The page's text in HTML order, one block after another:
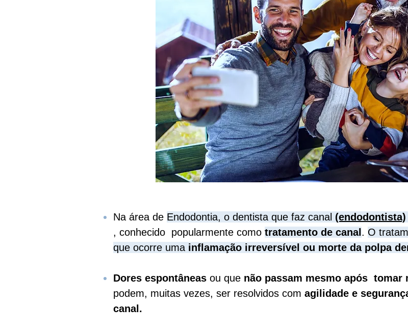
Na área de Endodontia, o dentista que faz canal (endodontista)
, conhecido popularmente como tratamento de canal . O
que ocorre uma inflamação irreversível ou morte da polpa
Dores espontâneas ou que não passam mesmo após tomar
podem, muitas vezes, ser resolvidos com agilidade e
canal.